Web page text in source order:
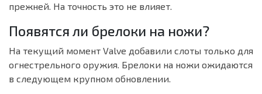
прежней. На точность это не влияет.
Появятся ли брелоки на ножи?
На текущий момент Valve добавили слоты только для
огнестрельного оружия. Брелоки на ножи ожидаются
в следующем крупном обновлении.